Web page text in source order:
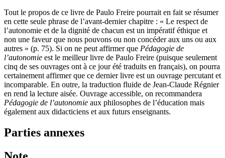
Tout le propos de ce livre de Paulo Freire pourrait en fait se résumer
en cette seule phrase de l’avant-dernier chapitre : « Le respect de
l’autonomie et de la dignité de chacun est un impératif éthique et
non une faveur que nous pouvons ou non concéder aux uns ou aux
autres » (p. 75). Si on ne peut affirmer que Pédagogie de
l’autonomie est le meilleur livre de Paulo Freire (puisque seulement
cinq de ses ouvrages ont à ce jour été traduits en français), on pourra
certainement affirmer que ce dernier livre est un ouvrage percutant et
incomparable. En outre, la traduction fluide de Jean-Claude Régnier
en rend la lecture aisée. Ouvrage accessible, on recommandera
Pédagogie de l’autonomie aux philosophes de l’éducation mais
également aux didacticiens et aux futurs enseignants.
Parties annexes